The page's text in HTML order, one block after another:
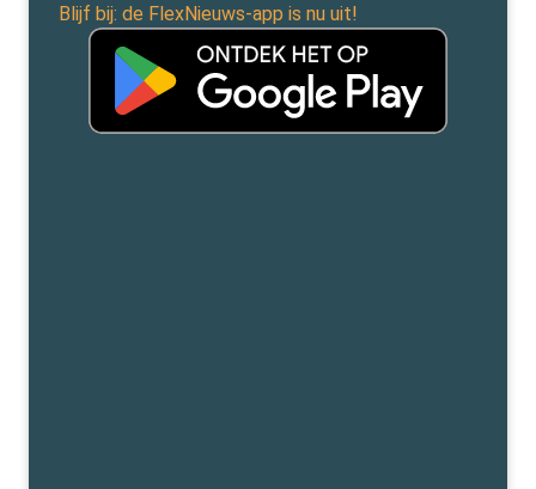
Blijf bij: de FlexNieuws-app is nu uit!